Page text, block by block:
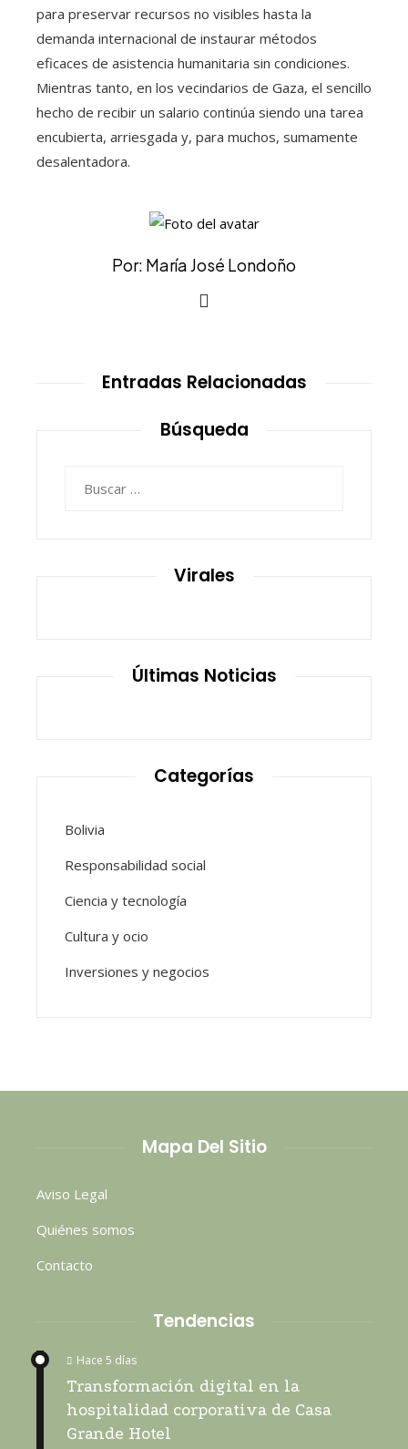
para preservar recursos no visibles hasta la
demanda internacional de instaurar métodos
eficaces de asistencia humanitaria sin condiciones.
Mientras tanto, en los vecindarios de Gaza, el sencillo
hecho de recibir un salario continúa siendo una tarea
encubierta, arriesgada y, para muchos, sumamente
desalentadora.
Por: María José Londoño
Entradas Relacionadas
Búsqueda
Virales
Últimas Noticias
Categorías
Bolivia
Responsabilidad social
Ciencia y tecnología
Cultura y ocio
Inversiones y negocios
Mapa Del Sitio
Aviso Legal
Quiénes somos
Contacto
Tendencias
Hace 5 días
Transformación digital en la
hospitalidad corporativa de Casa
Grande Hotel